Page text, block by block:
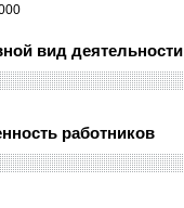
вид деятельности
работников